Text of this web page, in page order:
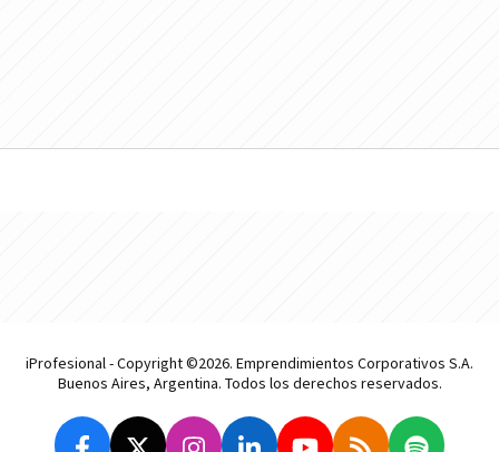
iProfesional - Copyright ©2026. Emprendimientos Corporativos S.A.
Buenos Aires, Argentina. Todos los derechos reservados.